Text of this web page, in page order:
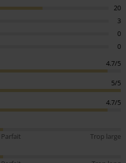
20
3
0
0
4.7/5
5/5
4.7/5
Parfait
Trop large